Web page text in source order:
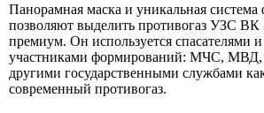
Панорамная маска и уникальная система
позволяют выделить противогаз УЗС ВК
премиум. Он используется спасателями
участниками формирований: МЧС,
другими государственными службами
современный противогаз.